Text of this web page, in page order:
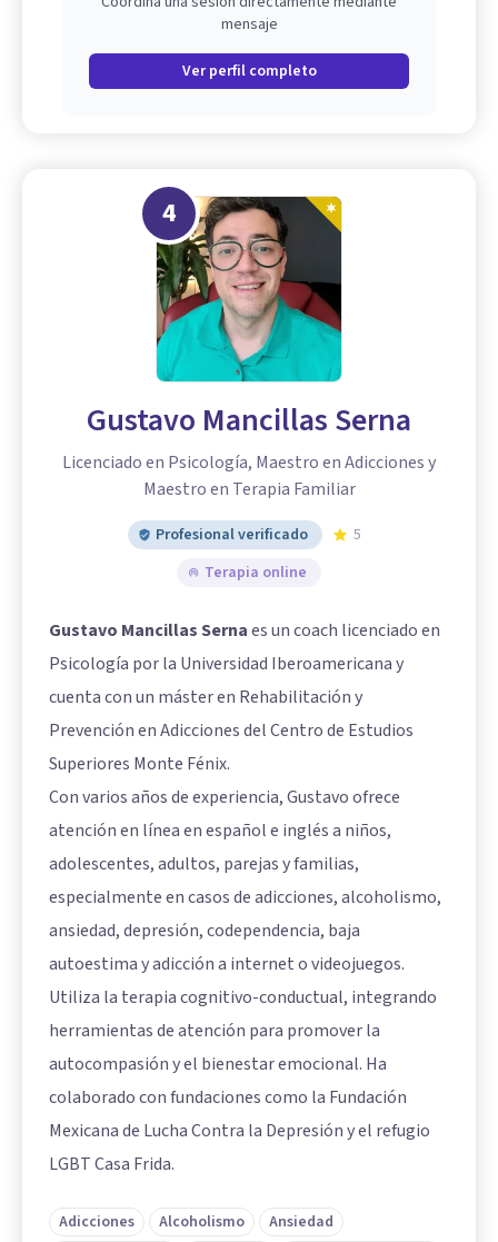
mensaje
Ver perfil completo
4
Gustavo Mancillas Serna
Licenciado en Psicología, Maestro en Adicciones y
Maestro en Terapia Familiar
Profesional verificado
5
Terapia online
Gustavo Mancillas Sernaes un coach licenciado en
Psicología por la Universidad Iberoamericana y
cuenta con un máster en Rehabilitación y
Prevención en Adicciones del Centro de Estudios
Superiores Monte Fénix.
Con varios años de experiencia, Gustavo ofrece
atención en línea en español e inglés a niños,
adolescentes, adultos, parejas y familias,
especialmente en casos de adicciones, alcoholismo,
ansiedad, depresión, codependencia, baja
autoestima y adicción a internet o videojuegos.
Utiliza la terapia cognitivo-conductual, integrando
herramientas de atención para promover la
autocompasión y el bienestar emocional. Ha
colaborado con fundaciones como la Fundación
Mexicana de Lucha Contra la Depresión y el refugio
LGBT Casa Frida.
Adicciones Alcoholismo
Ansiedad